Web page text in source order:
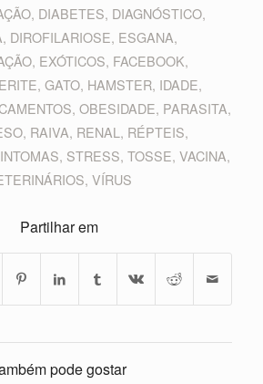
, DIABETES, DIAGNÓSTICO,
, DIROFILARIOSE, ESGANA,
, EXÓTICOS, FACEBOOK,
, GATO, HAMSTER, IDADE,
,OBESIDADE, PARASITA,
, RAIVA, RENAL , RÉPTEIS,
, STRESS,TOSSE,VACINA,
, VÍRUS
Partilhar em
pode gostar